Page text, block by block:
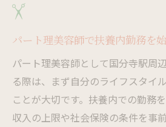
パート理美容師で扶養内勤務を
パート理美容師として国分寺駅周
る際は、まず自分のライフスタイ
ことが大切です。扶養内での勤務
収入の上限や社会保険の条件を事